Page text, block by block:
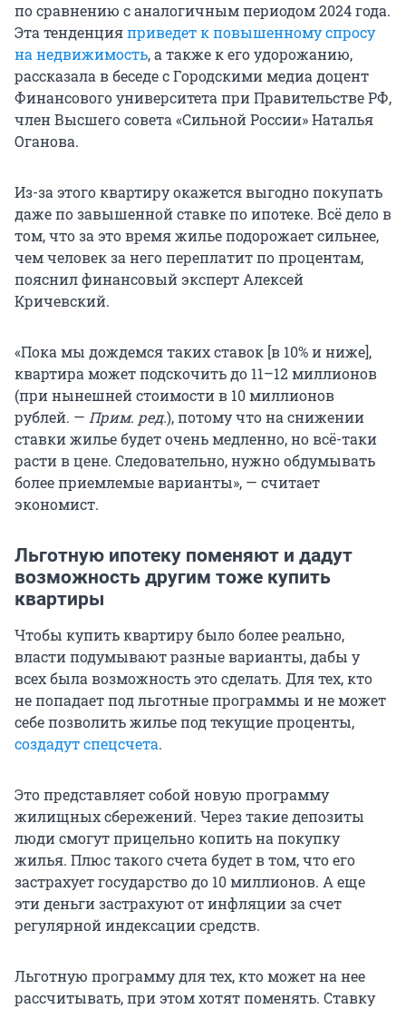
по сравнению с аналогичным периодом 2024 года.
Эта тенденцияприведет к повышенному спросу
на недвижимость, а также к его удорожанию,
рассказала в беседе с Городскими медиа доцент
Финансового университета при Правительстве РФ,
член Высшего совета «Сильной России» Наталья
Оганова.
Из-за этого квартиру окажется выгодно покупать
даже по завышенной ставке по ипотеке. Всё дело в
том, что за это время жилье подорожает сильнее,
чем человек за него переплатит по процентам,
пояснил финансовый эксперт Алексей
Кричевский.
«Пока мы дождемся таких ставок [в 10% и ниже],
квартира может подскочить до 11–12 миллионов
(при нынешней стоимости в 10 миллионов
рублей. — Прим. ред.), потому что на снижении
ставки жилье будет очень медленно, но всё-таки
расти в цене. Следовательно, нужно обдумывать
более приемлемые варианты», — считает
экономист.
Льготную ипотеку поменяют и дадут
возможность другим тоже купить
квартиры
Чтобы купить квартиру было более реально,
власти подумывают разные варианты, дабы у
всех была возможность это сделать. Для тех, кто
не попадает под льготные программы и не может
себе позволить жилье под текущие проценты,
создадут спецсчета.
Это представляет собой новую программу
жилищных сбережений. Через такие депозиты
люди смогут прицельно копить на покупку
жилья. Плюс такого счета будет в том, что его
застрахует государство до 10 миллионов. А еще
эти деньги застрахуют от инфляции за счет
регулярной индексации средств.
Льготную программу для тех, кто может на нее
рассчитывать, при этом хотят поменять. Ставку